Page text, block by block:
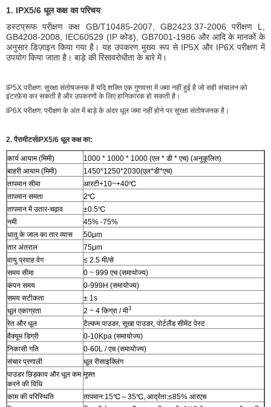
1. IPX5/6 धूल कक्ष का परिचय:
डस्टप्रूफ परीक्षण कक्ष GB/T10485-2007, GB2423.37-2006 परीक्षण L,
GB4208-2008, IEC60529 (IP कोड), GB7001-1986 और आदि के मानकों के
अनुसार डिज़ाइन किया गया है। यह उपकरण मुख्य रूप से IP5X और IP6X परीक्षण में
उपयोग किया जाता है। बाड़े की रिसावरोधीता के बारे में।
IP5X परीक्षण: सुरक्षा संतोषजनक है यदि शक्ति एक गुणवत्ता में जमा नहीं हुई है जो सही संचालन को
इंटरफ़ेस कर सकती है और उपकरणों के लिए हानिकारक हो सकती है।
IP6X परीक्षण: परीक्षण के अंत में बाड़े के अंदर धूल जमा नहीं होने पर सुरक्षा संतोषजनक है।
2. पैरामीटर्सIPX5/6 धूल कक्ष का:
कार्य आयाम (मिमी)
1000 * 1000 * 1000 (एल * डी * एच) (अनुकूलित)
बाहरी आयाम (मिमी)
1450*1250*2030(एल*डी*एच)
तापमान सीमा
आरटी+10~+40℃
तापमान समता
2℃
तापमान में उतार-चढ़ाव
±0.5℃
नमी
45% -75%
धातु के जाल का तार व्यास
50μm
तार अंतराल
75μm
वायु प्रवाह वेग
≤ 2.5 मी/से
समय सीमा
0 ~ 999 एच (समायोज्य)
कंपन समय
0-999H (समायोज्य)
समय सटीकता
± 1s
धूल एकाग्रता
2 ~ 4 किग्रा / मी3
रेत और धूल
टैल्कम पाउडर, सूखा पाउडर, पोर्टलैंड सीमेंट पेस्ट
वैक्यूम डिग्री
0-10Kpa (समायोज्य)
निकासी गति
0-60L / एच (समायोज्य)
संचार प्रणाली
धूल रीसाइक्लिंग
पाउडर छिड़काव और धूल कम
करने की विधि
मुफ़्त
काम की परिस्थिति
तापमान:15℃～35℃, आर्द्रता:≤85% आरएच